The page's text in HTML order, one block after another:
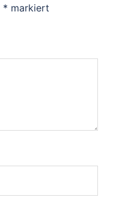
* markiert